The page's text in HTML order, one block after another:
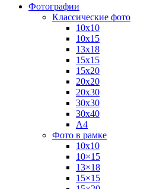
Фотографии
Классические фото
10х10
10х15
13х18
15х15
15х20
20х20
20х30
30х30
30х40
А4
Фото в рамке
10х10
10×15
13×18
15×15